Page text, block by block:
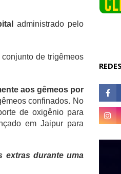
administrado pelo
de trigêmeos
aos gêmeos por
confinados. No
de oxigênio para
em Jaipur para
extras durante uma